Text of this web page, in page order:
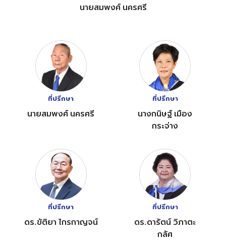
นายสมพงศ์ นครศรี
ที่ปรึกษา
นายสมพงศ์ นครศรี
ที่ปรึกษา
นางกนิษฐ์ เมือง
กระจ่าง
ที่ปรึกษา
ดร.ขัติยา ไกรกาญจน์
ที่ปรึกษา
ดร.ดารัตน์ วิภาตะ
กลัศ